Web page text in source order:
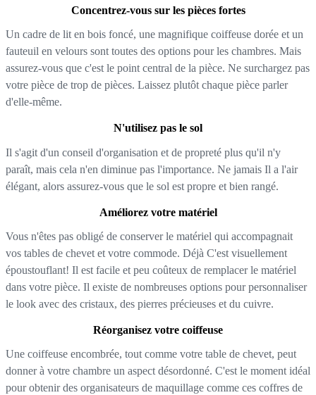
Concentrez-vous sur les pièces fortes
Un cadre de lit en bois foncé, une magnifique coiffeuse dorée et un
fauteuil en velours sont toutes des options pour les chambres. Mais
assurez-vous que c'est le point central de la pièce. Ne surchargez pas
votre pièce de trop de pièces. Laissez plutôt chaque pièce parler
d'elle-même.
N'utilisez pas le sol
Il s'agit d'un conseil d'organisation et de propreté plus qu'il n'y
paraît, mais cela n'en diminue pas l'importance. Ne jamais Il a l'air
élégant, alors assurez-vous que le sol est propre et bien rangé.
Améliorez votre matériel
Vous n'êtes pas obligé de conserver le matériel qui accompagnait
vos tables de chevet et votre commode. Déjà C'est visuellement
époustouflant! Il est facile et peu coûteux de remplacer le matériel
dans votre pièce. Il existe de nombreuses options pour personnaliser
le look avec des cristaux, des pierres précieuses et du cuivre.
Réorganisez votre coiffeuse
Une coiffeuse encombrée, tout comme votre table de chevet, peut
donner à votre chambre un aspect désordonné. C'est le moment idéal
pour obtenir des organisateurs de maquillage comme ces coffres de